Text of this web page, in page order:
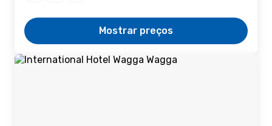
Mostrar preços